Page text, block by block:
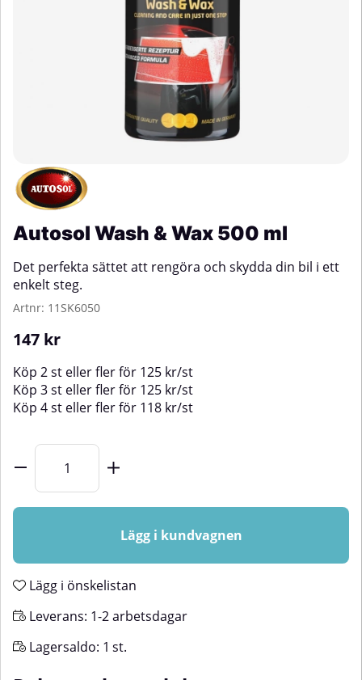
Autosol Wash & Wax 500 ml
Det perfekta sättet att rengöra och skydda din bil i ett
enkelt steg.
Artnr: 11SK6050
147 kr
Köp 2 st eller fler för 125 kr/st
Köp 3 st eller fler för 125 kr/st
Köp 4 st eller fler för 118 kr/st
Lägg i kundvagnen
Lägg i önskelistan
Leverans: 1-2 arbetsdagar
Lagersaldo: 1 st.